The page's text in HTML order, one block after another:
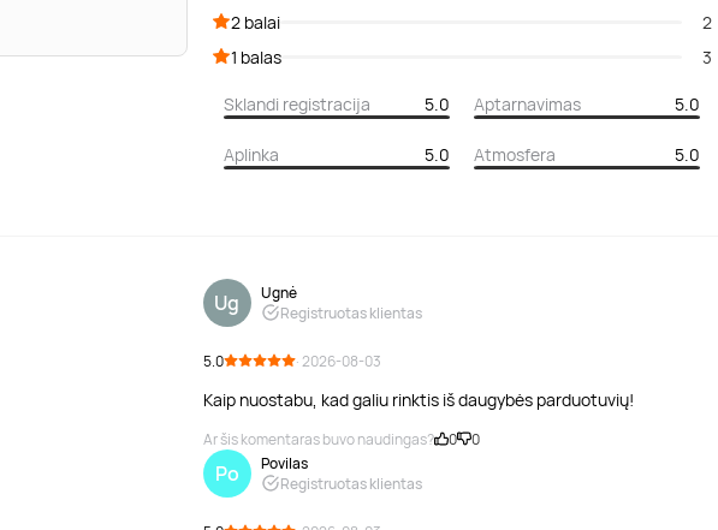
2 balai
2
1 balas
3
Sklandi registracija 5.0 Aptarnavimas 5.0
Aplinka 5.0 Atmosfera 5.0
Ug
Ugnė
Registruotas klientas
5.0 · 2026-08-03
Kaip nuostabu, kad galiu rinktis iš daugybės parduotuvių!
Ar šis komentaras buvo naudingas? 0 0
Po
Povilas
Registruotas klientas